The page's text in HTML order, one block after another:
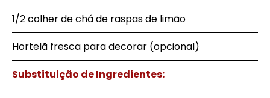
1/2 colher de chá de raspas de limão
Hortelã fresca para decorar (opcional)
Substituição de Ingredientes: